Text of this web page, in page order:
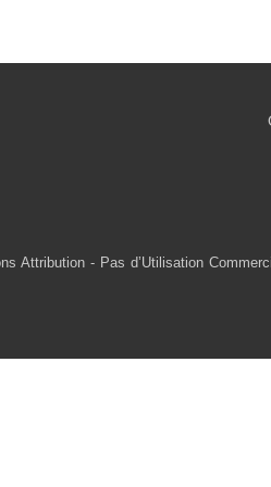
Attribution - Pas d’Utilisation